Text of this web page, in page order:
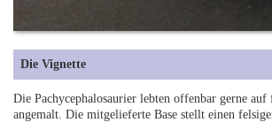
Die Vignette
Die Pachycephalosaurier lebten offenbar gerne
angemalt. Die mitgelieferte Base stellt einen